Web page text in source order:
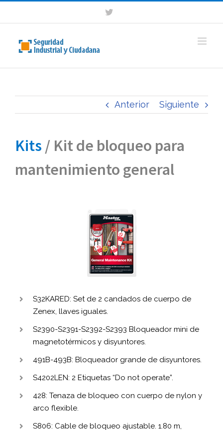
al
contenido
Twitter
Anterior Siguiente
Kits / Kit de bloqueo para
mantenimiento general
S32KARED: Set de 2 candados de cuerpo de
Zenex, llaves iguales.
S2390-S2391-S2392-S2393 Bloqueador mini de
magnetotérmicos y disyuntores.
491B-493B: Bloqueador grande de disyuntores.
S4202LEN: 2 Etiquetas “Do not operate”.
428: Tenaza de bloqueo con cuerpo de nylon y
arco flexible.
S806: Cable de bloqueo ajustable. 1.80 m,